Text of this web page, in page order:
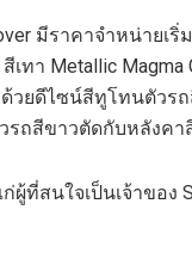
มีราคาจำหน่ายเริ่
สีเทา Metallic Magma
วยดีไซน์สีทูโทนตัวร
รถสีขาวตัดกับหลังคา
ที่สนใจเป็นเจ้าของ